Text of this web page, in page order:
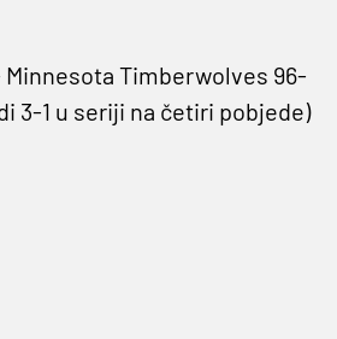
Timberwolves 96-
3-1 u seriji na četiri pobjede)